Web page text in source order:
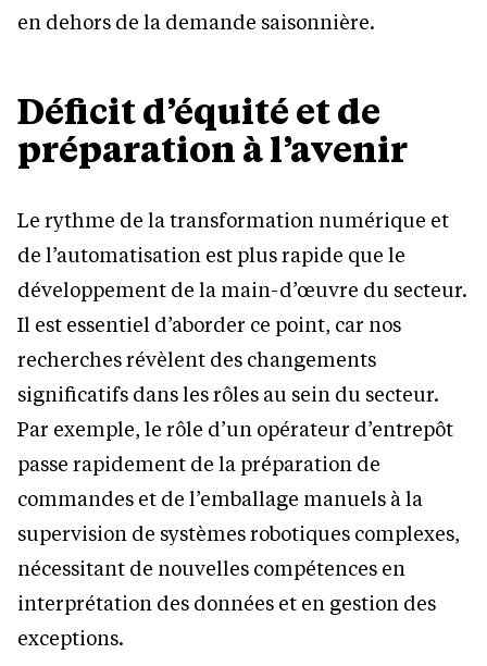
en dehors de la demande saisonnière.
Déficit d’équité et de
préparation à l’avenir
Le rythme de la transformation numérique et
de l’automatisation est plus rapide que le
développement de la main-d’œuvre du secteur.
Il est essentiel d’aborder ce point, car nos
recherches révèlent des changements
significatifs dans les rôles au sein du secteur.
Par exemple, le rôle d’un opérateur d’entrepôt
passe rapidement de la préparation de
commandes et de l’emballage manuels à la
supervision de systèmes robotiques complexes,
nécessitant de nouvelles compétences en
interprétation des données et en gestion des
exceptions.